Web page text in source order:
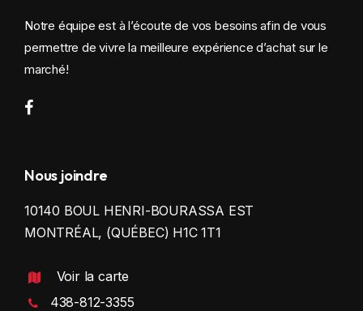
Notre équipe est à l’écoute de vos besoins afin de vous
permettre de vivre la meilleure expérience d’achat sur le
marché!
Nous joindre
10140 BOUL HENRI-BOURASSA EST
MONTRÉAL, (QUÉBEC) H1C 1T1
Voir la carte
438-812-3355